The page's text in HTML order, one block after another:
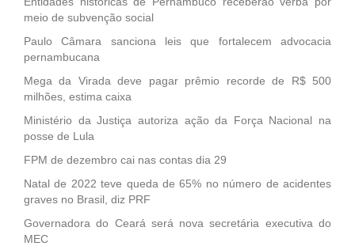
meio de subvenção social
Paulo Câmara sanciona leis que fortalecem advocacia
pernambucana
Mega da Virada deve pagar prêmio recorde de R$ 500
milhões, estima caixa
Ministério da Justiça autoriza ação da Força Nacional na
posse de Lula
FPM de dezembro cai nas contas dia 29
Natal de 2022 teve queda de 65% no número de acidentes
graves no Brasil, diz PRF
Governadora do Ceará será nova secretária executiva do
MEC